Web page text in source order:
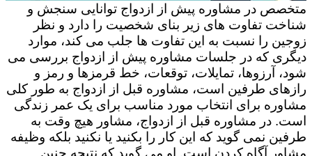
متخصص در مشاوره پیش از ازدواج توانایی سنجش و
شناخت تفاوت های زیر بنای شخصیت را دارد و نظر
زوجین را نسبت به این تفاوت ها جلب می کند، موارد
دیگری که در جلسات مشاوره پیش از ازدواج بررسی می
شود، آرزوها، تمایلات، توقعات، خط قرمزها و رمز و
رازهای طرفین است، مشاوره قبل از ازدواج به طور کلی
مشاوره برای انتخاب مورد مناسب برای یک عمر زندگی
است. در مشاوره قبل از ازدواج، مشاور هیچ وقت به
طرفین نمی گوید که این کار را بکنید یا نکنید بلکه وظیفه
مشاور آگاه کردن است. او می گوید که نتیجه چنین